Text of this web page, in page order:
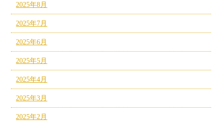
2025年8月
2025年7月
2025年6月
2025年5月
2025年4月
2025年3月
2025年2月